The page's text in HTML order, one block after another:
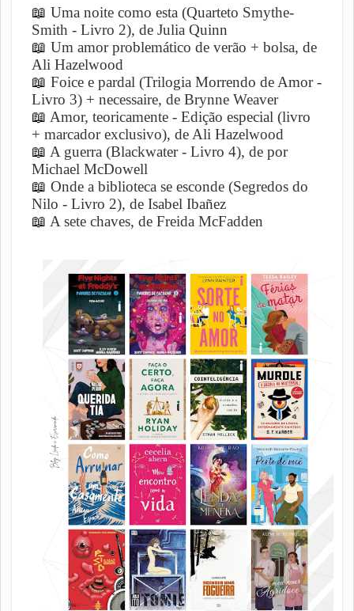
📖 Uma noite como esta (Quarteto Smythe-
Smith - Livro 2), de Julia Quinn
📖 Um amor problemático de verão + bolsa, de
Ali Hazelwood
📖 Foice e pardal (Trilogia Morrendo de Amor -
Livro 3) + necessaire, de Brynne Weaver
📖 Amor, teoricamente - Edição especial (livro
+ marcador exclusivo), de Ali Hazelwood
📖 A guerra (Blackwater - Livro 4), de por
Michael McDowell
📖 Onde a biblioteca se esconde (Segredos do
Nilo - Livro 2), de Isabel Ibañez
📖 A sete chaves, de Freida McFadden